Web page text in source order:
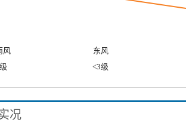
风
东风
<3级
况